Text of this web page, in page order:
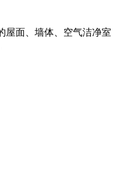
屋面、墙体、空气洁净室